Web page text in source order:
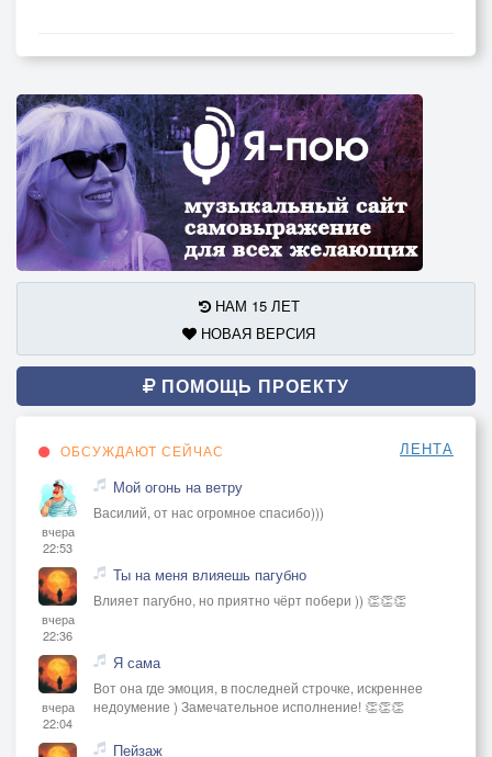
НАМ 15 ЛЕТ
НОВАЯ ВЕРСИЯ
ПОМОЩЬ ПРОЕКТУ
ОБСУЖДАЮТ СЕЙЧАС ЛЕНТА
вчера
22:53
Мой огонь на ветру
Василий, от нас огромное спасибо)))
вчера
22:36
Ты на меня влияешь пагубно
Влияет пагубно, но приятно чёрт побери )) 👏👏👏
вчера
22:04
Я сама
Вот она где эмоция, в последней строчке, искреннее
недоумение ) Замечательное исполнение! 👏👏👏
Пейзаж